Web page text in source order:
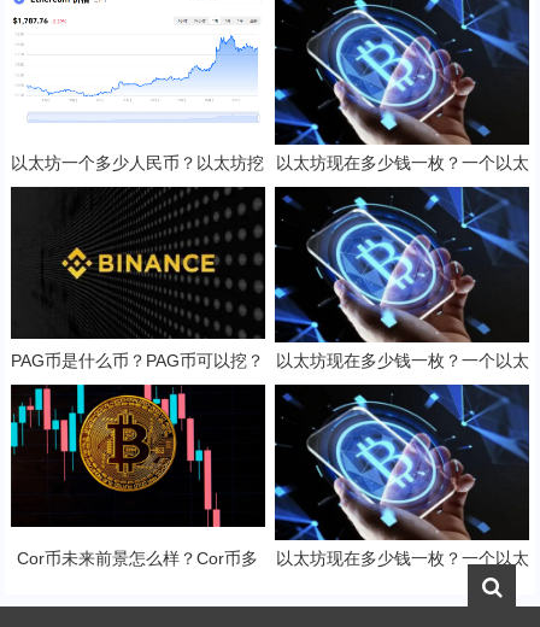
以太坊一个多少人民币？以太坊挖
矿一天收益多少？
以太坊现在多少钱一枚？一个以太
坊币值多少人民币？
PAG币是什么币？PAG币可以挖？
以太坊现在多少钱一枚？一个以太
坊币值多少人民币？
Cor币未来前景怎么样？Cor币多
以太坊现在多少钱一枚？一个以太